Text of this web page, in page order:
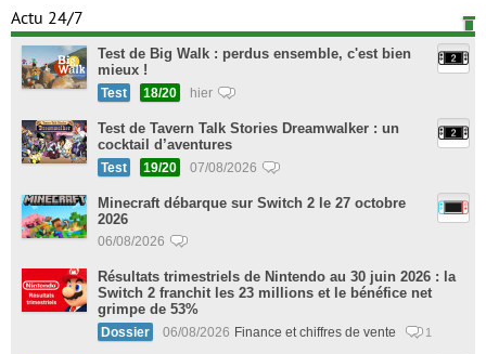
Actu 24/7
Test de Big Walk : perdus ensemble, c'est bien
mieux !
Test 18/20 hier
Test de Tavern Talk Stories Dreamwalker : un
cocktail d’aventures
Test 19/20 07/08/2026
Minecraft débarque sur Switch 2 le 27 octobre
2026
06/08/2026
Résultats trimestriels de Nintendo au 30 juin 2026 : la
Switch 2 franchit les 23 millions et le bénéfice net
grimpe de 53%
Dossier 06/08/2026 Finance et chiffres de vente 1